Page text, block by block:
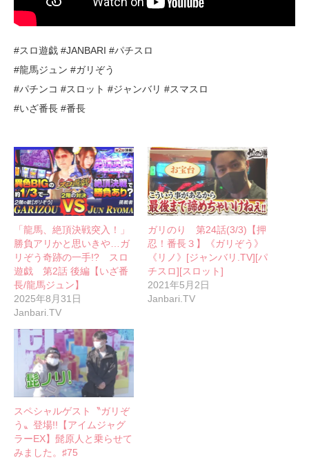
#スロ遊戯 #JANBARI #パチスロ
#龍馬ジュン #ガリぞう
#パチンコ #スロット #ジャンバリ #スマスロ
#いざ番長 #番長
「龍馬、絶頂決戦突入！」
勝負アリかと思いきや…ガ
リぞう奇跡の一手!? スロ
遊戯 第2話 後編【いざ番
長/龍馬ジュン】
2025年8月31日
Janbari.TV
ガリのり 第24話(3/3)【押
忍！番長３】《ガリぞう》
《リノ》[ジャンバリ.TV][パ
チスロ][スロット]
2021年5月2日
Janbari.TV
スペシャルゲスト〝ガリぞ
う〟登場!!【アイムジャグ
ラーEX】髭原人と乗らせて
みました。♯75